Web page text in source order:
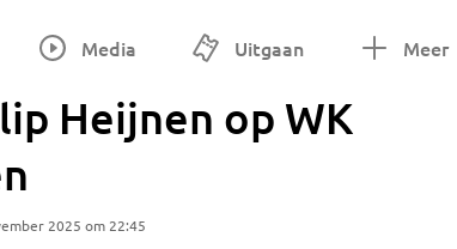
Media Uitgaan Meer
Heijnen op WK
2025 om 22:45